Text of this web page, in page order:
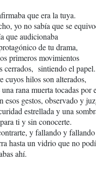
que era la tuya.
yo no sabía que se
que audicionaba
de tu drama,
primeros movimientos
cerrados, sintiendo el papel.
cuyos hilos son alterados,
rana muerta tocadas por
esos gestos, observado y
estrellada y una
ti y sin conocerte.
y fallando y
hasta un vidrio que no
ahí.